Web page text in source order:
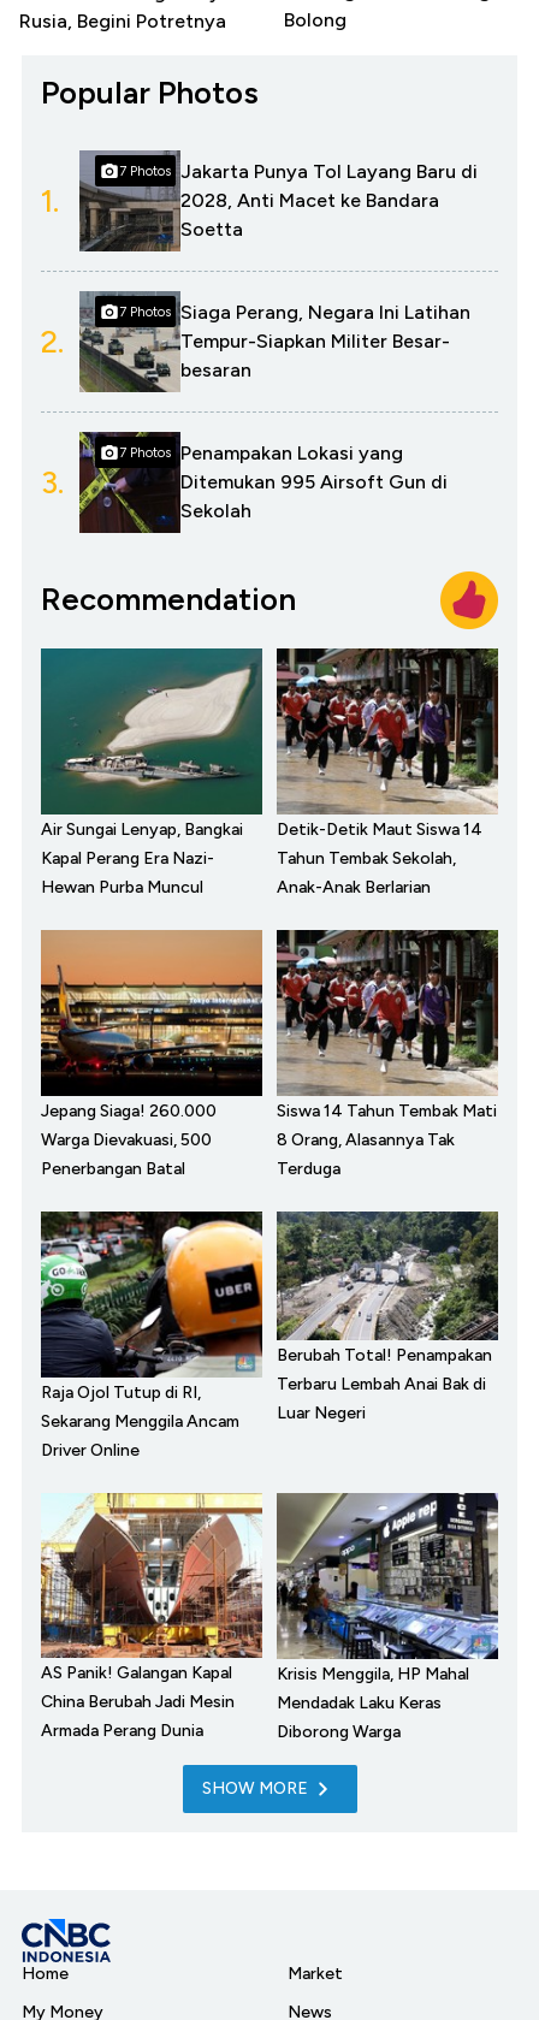
Rusia, Begini Potretnya
Bolong
Popular Photos
1.
7 Photos
Jakarta Punya Tol Layang Baru di
2028, Anti Macet ke Bandara
Soetta
2.
7 Photos
Siaga Perang, Negara Ini Latihan
Tempur-Siapkan Militer Besar-
besaran
3.
7 Photos
Penampakan Lokasi yang
Ditemukan 995 Airsoft Gun di
Sekolah
Recommendation
Air Sungai Lenyap, Bangkai
Kapal Perang Era Nazi-
Hewan Purba Muncul
Detik-Detik Maut Siswa 14
Tahun Tembak Sekolah,
Anak-Anak Berlarian
Jepang Siaga! 260.000
Warga Dievakuasi, 500
Penerbangan Batal
Siswa 14 Tahun Tembak Mati
8 Orang, Alasannya Tak
Terduga
Raja Ojol Tutup di RI,
Sekarang Menggila Ancam
Driver Online
Berubah Total! Penampakan
Terbaru Lembah Anai Bak di
Luar Negeri
AS Panik! Galangan Kapal
China Berubah Jadi Mesin
Armada Perang Dunia
Krisis Menggila, HP Mahal
Mendadak Laku Keras
Diborong Warga
SHOW MORE
Home
My Money
Market
News